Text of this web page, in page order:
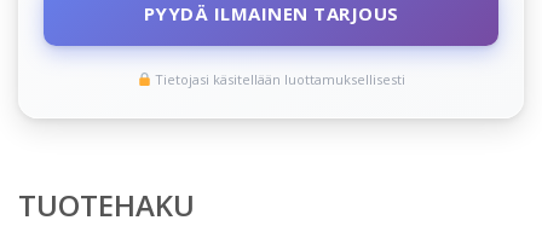
PYYDÄ ILMAINEN TARJOUS
Tietojasi käsitellään luottamuksellisesti
TUOTEHAKU